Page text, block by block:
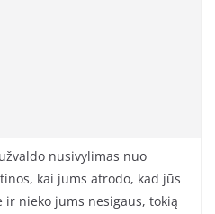
nusivylimas nuo
kai jums atrodo, kad jūs
nieko jums nesigaus, tokią